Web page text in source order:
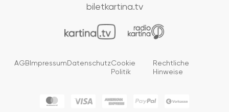
biletkartina.tv
AGB Impressum DatenschutzCookie
Politik
Rechtliche
Hinweise